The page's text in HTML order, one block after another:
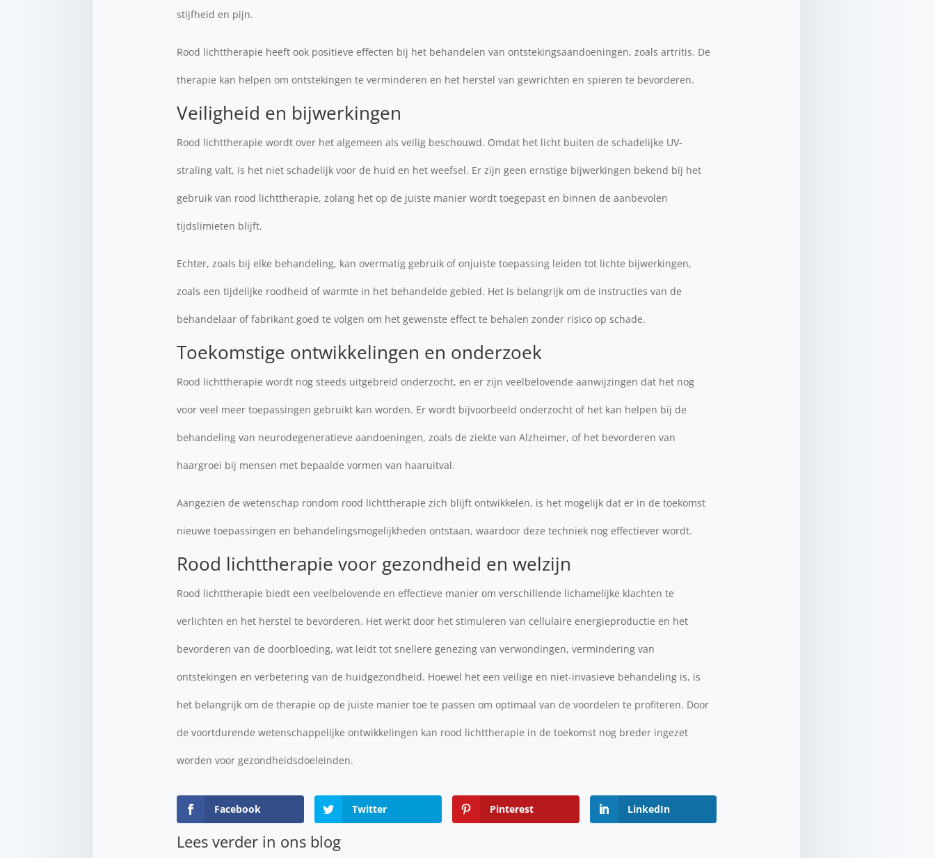
stijfheid en pijn.
Rood lichttherapie heeft ook positieve effecten bij het behandelen van ontstekingsaandoeningen, zoals artritis. De
therapie kan helpen om ontstekingen te verminderen en het herstel van gewrichten en spieren te bevorderen.
Veiligheid en bijwerkingen
Rood lichttherapie wordt over het algemeen als veilig beschouwd. Omdat het licht buiten de schadelijke UV-
straling valt, is het niet schadelijk voor de huid en het weefsel. Er zijn geen ernstige bijwerkingen bekend bij het
gebruik van rood lichttherapie, zolang het op de juiste manier wordt toegepast en binnen de aanbevolen
tijdslimieten blijft.
Echter, zoals bij elke behandeling, kan overmatig gebruik of onjuiste toepassing leiden tot lichte bijwerkingen,
zoals een tijdelijke roodheid of warmte in het behandelde gebied. Het is belangrijk om de instructies van de
behandelaar of fabrikant goed te volgen om het gewenste effect te behalen zonder risico op schade.
Toekomstige ontwikkelingen en onderzoek
Rood lichttherapie wordt nog steeds uitgebreid onderzocht, en er zijn veelbelovende aanwijzingen dat het nog
voor veel meer toepassingen gebruikt kan worden. Er wordt bijvoorbeeld onderzocht of het kan helpen bij de
behandeling van neurodegeneratieve aandoeningen, zoals de ziekte van Alzheimer, of het bevorderen van
haargroei bij mensen met bepaalde vormen van haaruitval.
Aangezien de wetenschap rondom rood lichttherapie zich blijft ontwikkelen, is het mogelijk dat er in de toekomst
nieuwe toepassingen en behandelingsmogelijkheden ontstaan, waardoor deze techniek nog effectiever wordt.
Rood lichttherapie voor gezondheid en welzijn
Rood lichttherapie biedt een veelbelovende en effectieve manier om verschillende lichamelijke klachten te
verlichten en het herstel te bevorderen. Het werkt door het stimuleren van cellulaire energieproductie en het
bevorderen van de doorbloeding, wat leidt tot snellere genezing van verwondingen, vermindering van
ontstekingen en verbetering van de huidgezondheid. Hoewel het een veilige en niet-invasieve behandeling is, is
het belangrijk om de therapie op de juiste manier toe te passen om optimaal van de voordelen te profiteren. Door
de voortdurende wetenschappelijke ontwikkelingen kan rood lichttherapie in de toekomst nog breder ingezet
worden voor gezondheidsdoeleinden.
Facebook Twitter Pinterest LinkedIn
Lees verder in ons blog